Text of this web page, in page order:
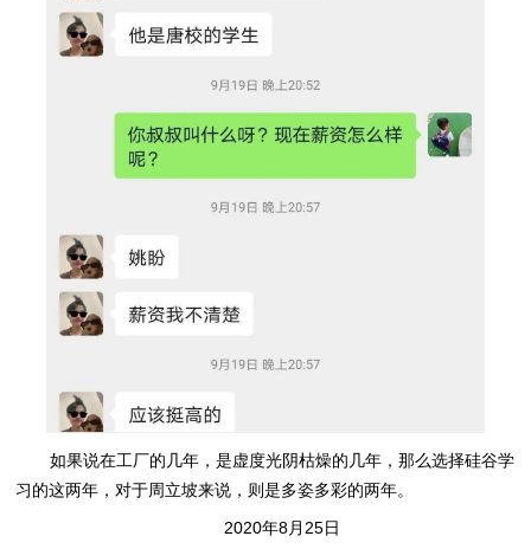
如果说在工厂的几年，是虚度光阴枯燥的几年，那么选择硅谷学
习的这两年，对于周立坡来说，则是多姿多彩的两年。
2020年8月25日